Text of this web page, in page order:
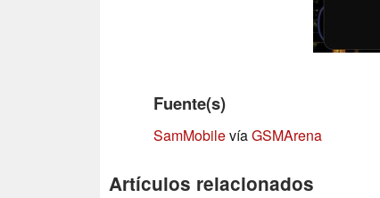
Fuente(s)
SamMobilevíaGSMArena
Artículos relacionados